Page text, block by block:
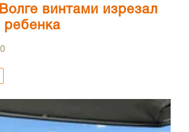
винтами изрезал
ребенка